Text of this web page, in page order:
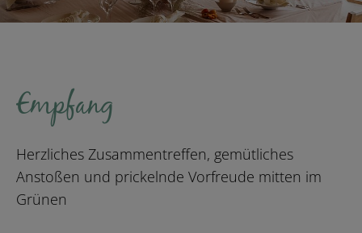
Empfang
Herzliches Zusammentreffen, gemütliches
Anstoßen und prickelnde Vorfreude mitten im
Grünen